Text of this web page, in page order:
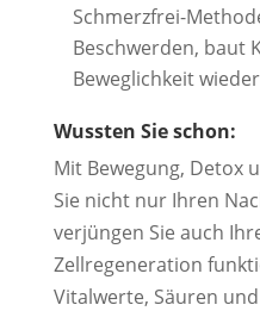
Schmerzfrei-
Beschwerden, baut
Beweglichkeit
Wussten Sie schon:
Mit Bewegung, Detox
Sie nicht nur Ihren
verjüngen Sie auch
Zellregeneration
Vitalwerte, Säuren